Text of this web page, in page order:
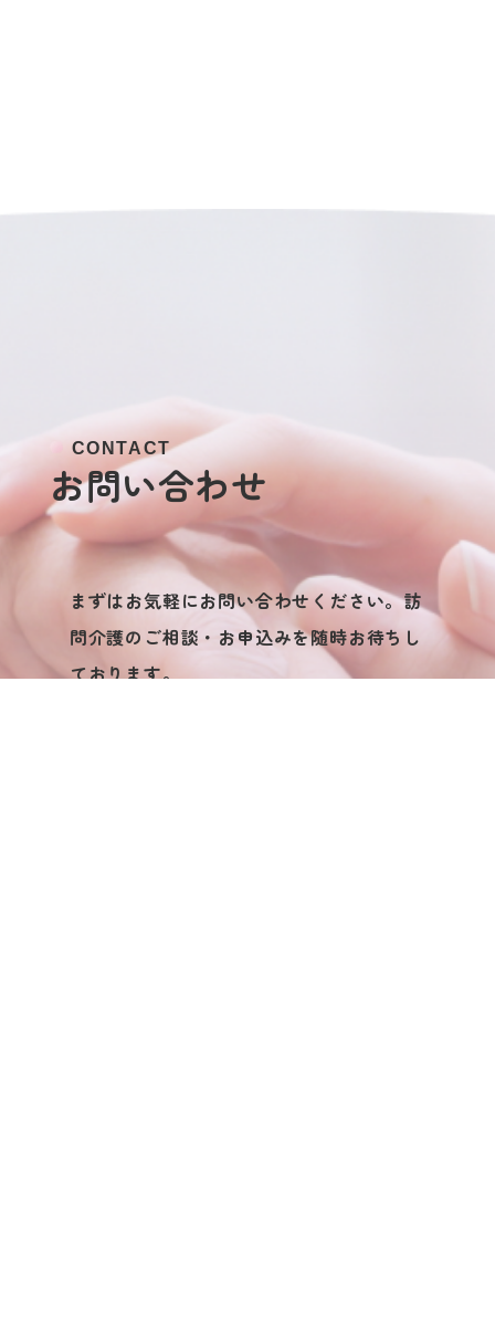
CONTACT
お問い合わせ
まずはお気軽にお問い合わせください。訪
問介護のご相談・お申込みを随時お待ちし
ております。